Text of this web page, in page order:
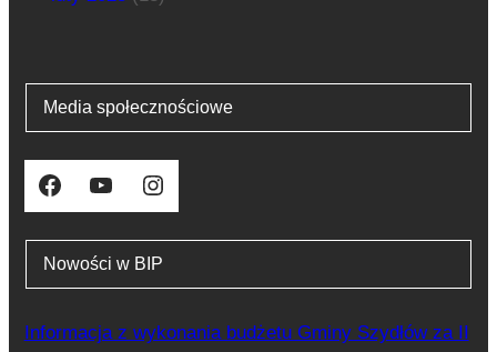
Media społecznościowe
Facebook YouTube Instagram
Nowości w BIP
Informacja z wykonania budżetu Gminy Szydłów za II